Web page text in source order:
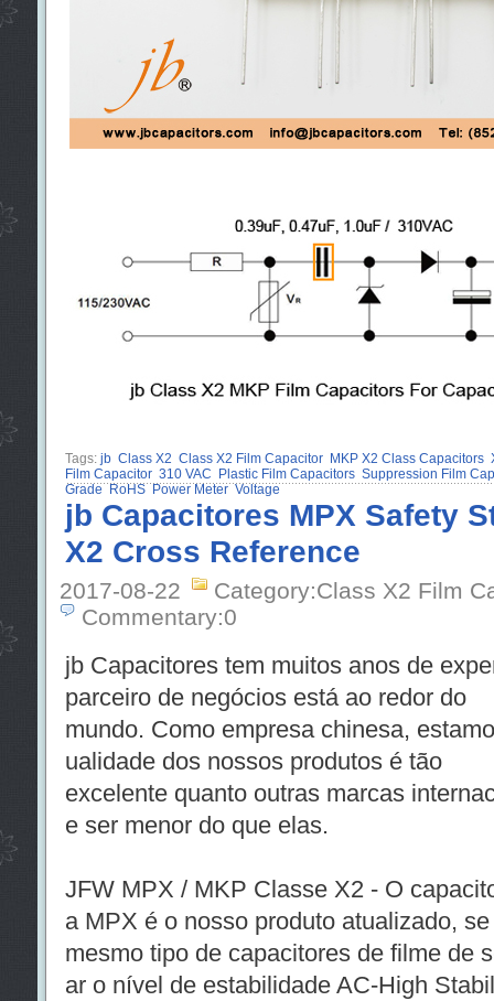
Tags: jb Class X2 Class X2 Film Capacitor MKP X2 Class Capacitors
Film Capacitor 310 VAC Plastic Film Capacitors Suppression Film
Grade RoHS Power Meter Voltage
jb Capacitores MPX Safety
X2 Cross Reference
2017-08-22
Category:Class X2 Film
Commentary:0
jb Capacitores tem muitos anos de
parceiro de negócios está ao redor do
mundo. Como empresa chinesa,
ualidade dos nossos produtos é tão
excelente quanto outras marcas
e ser menor do que elas.
JFW MPX / MKP Classe X2 - O
a MPX é o nosso produto atualizado,
mesmo tipo de capacitores de filme de
ar o nível de estabilidade AC-High